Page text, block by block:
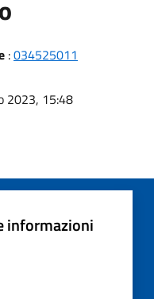
:034525011
2023, 15:48
informazioni